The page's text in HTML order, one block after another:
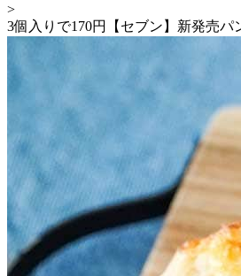
>
3個入りで170円【セブン】新発売パ